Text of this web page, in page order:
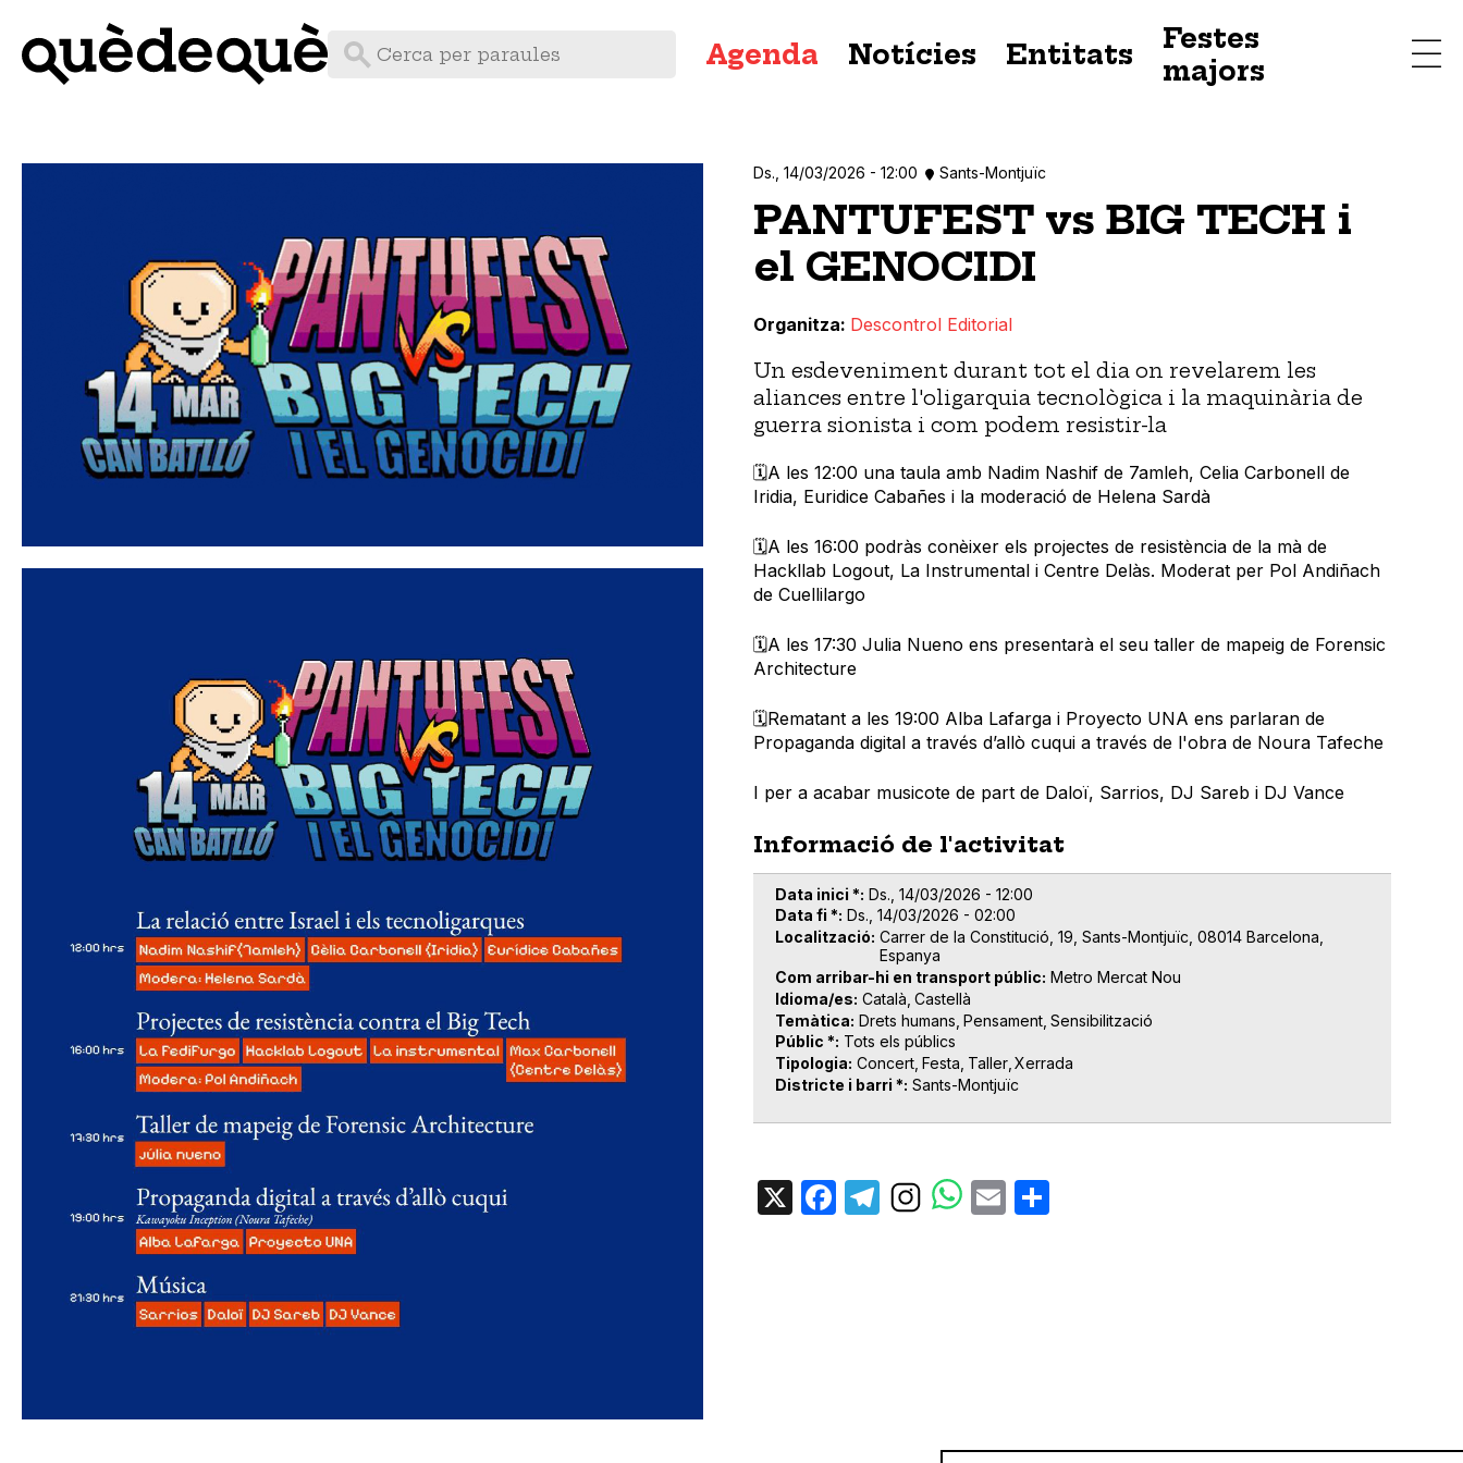
principal
Agenda Notícies Entitats
Festes
majors
Ds., 14/03/2026 - 12:00 Sants-Montjuïc
PANTUFEST vs BIG TECH i
el GENOCIDI
Organitza Descontrol Editorial
Un esdeveniment durant tot el dia on revelarem les
aliances entre l'oligarquia tecnològica i la maquinària de
guerra sionista i com podem resistir-la
🗓️A les 12:00 una taula amb Nadim Nashif de 7amleh, Celia Carbonell de
Iridia, Euridice Cabañes i la moderació de Helena Sardà
🗓️A les 16:00 podràs conèixer els projectes de resistència de la mà de
Hackllab Logout, La Instrumental i Centre Delàs. Moderat per Pol Andiñach
de Cuellilargo
🗓️A les 17:30 Julia Nueno ens presentarà el seu taller de mapeig de Forensic
Architecture
🗓️Rematant a les 19:00 Alba Lafarga i Proyecto UNA ens parlaran de
Propaganda digital a través d’allò cuqui a través de l'obra de Noura Tafeche
I per a acabar musicote de part de Daloï, Sarrios, DJ Sareb i DJ Vance
Informació de l'activitat
Data inici * Ds., 14/03/2026 - 12:00
Data fi * Ds., 14/03/2026 - 02:00
Localització Carrer de la Constitució, 19, Sants-Montjuïc, 08014 Barcelona,
Espanya
Com arribar-hi en transport públic Metro Mercat Nou
Idioma/es Català Castellà
Temàtica Drets humans Pensament Sensibilització
Públic * Tots els públics
Tipologia Concert Festa Taller Xerrada
Districte i barri * Sants-Montjuïc
X Facebook
TelegramEmail